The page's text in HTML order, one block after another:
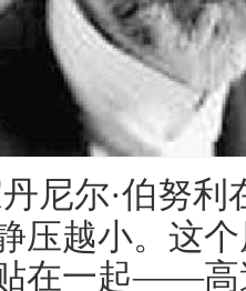
尼尔·伯努利
压越小。这
在一起——高